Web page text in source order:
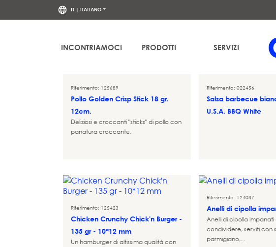
IT | ITALIANO
La informiamo che i Suoi dati personali saranno trattati da atlanta Restauración Temática
limitazione del trattamento scrivendo all'indirizzodpd@grupoatlanta.es. Può consultare
INCONTRIAMOCI PRODOTTI SERVIZI
Riferimento: 125689
Pollo Golden Crisp Stick 18 gr.
12cm.
Deliziosi e croccanti "sticks" di pollo con
panatura croccante.
Riferimento: 022456
Salsa barbecue
U.S.A. BBQ White
Riferimento: 125423
Chicken Crunchy Chick'n Burger -
135 gr - 10*12 mm
Un hamburger di altissima qualità con
Riferimento: 124037
Anelli di cipolla
Anelli di cipolla
condividere, serviti con
parmigiano,...